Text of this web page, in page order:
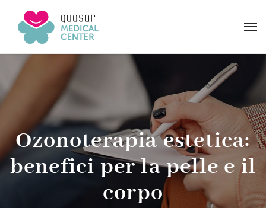
Ozonoterapia estetica:
benefici per la pelle e il
corpo